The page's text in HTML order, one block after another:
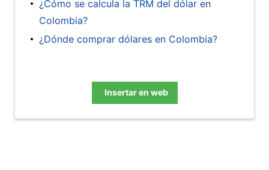
¿Cómo se calcula la TRM del dólar en
Colombia?
¿Dónde comprar dólares en Colombia?
Insertar en web